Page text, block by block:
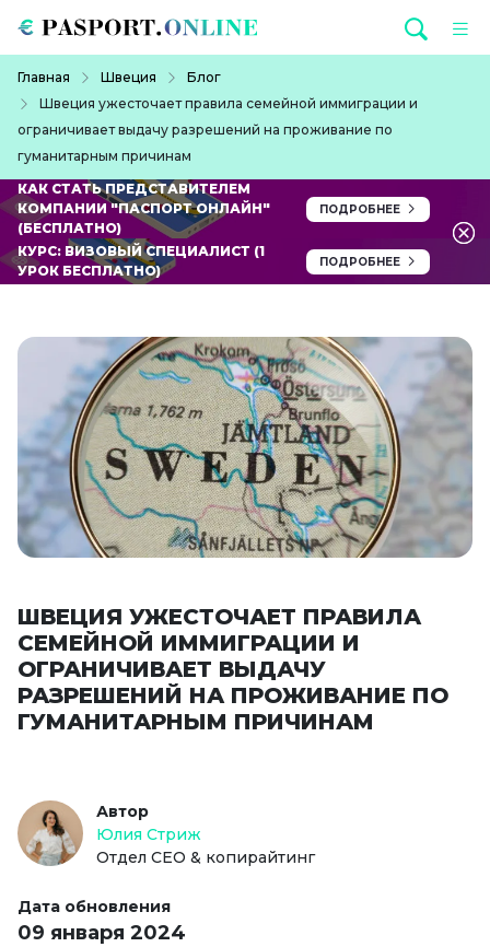
Главная Швеция
Блог
Швеция ужесточает правила семейной иммиграции и
ограничивает выдачу разрешений на проживание по
гуманитарным причинам
КАК СТАТЬ ПРЕДСТАВИТЕЛЕМ
КОМПАНИИ "ПАСПОРТ ОНЛАЙН"
(БЕСПЛАТНО)
ПОДРОБНЕЕ
КУРС: ВИЗОВЫЙ СПЕЦИАЛИСТ (1
УРОК БЕСПЛАТНО)
ПОДРОБНЕЕ
ШВЕЦИЯ УЖЕСТОЧАЕТ ПРАВИЛА
СЕМЕЙНОЙ ИММИГРАЦИИ И
ОГРАНИЧИВАЕТ ВЫДАЧУ
РАЗРЕШЕНИЙ НА ПРОЖИВАНИЕ ПО
ГУМАНИТАРНЫМ ПРИЧИНАМ
Автор
Юлия Стриж
Отдел СЕО & копирайтинг
Дата обновления
09 января 2024